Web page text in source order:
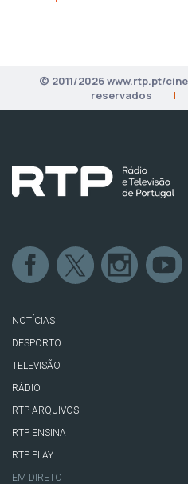
© 2011/2026 www.rtp.pt/
reservados
|
NOTÍCIAS
DESPORTO
TELEVISÃO
RÁDIO
RTP ARQUIVOS
RTP ENSINA
RTP PLAY
EM DIRETO